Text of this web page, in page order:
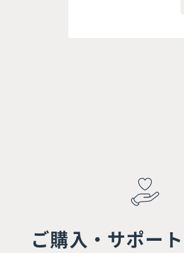
ご購入・サポー